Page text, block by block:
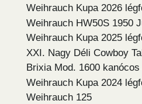
Weihrauch Kupa 2026
Weihrauch HW50S 1950
Weihrauch Kupa 2025
XXI. Nagy Déli Cowboy
Brixia Mod. 1600
Weihrauch Kupa 2024
Weihrauch 125